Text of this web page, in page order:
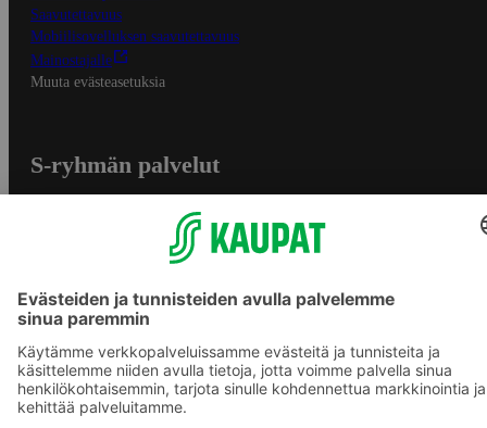
Saavutettavuus
Mobiilisovelluksen saavutettavuus
Mainostajalle
Muuta evästeasetuksia
S-ryhmän palvelut
S-ostoslista -sovellus
Prisma.fi
Sokos.fi
S-Pankki
Yhteishyvä
Sokos Hotels